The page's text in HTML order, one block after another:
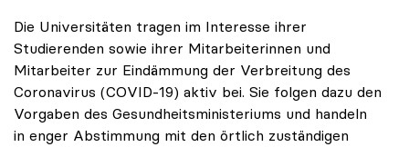
Die Universitäten tragen im Interesse ihrer
Studierenden sowie ihrer Mitarbeiterinnen und
Mitarbeiter zur Eindämmung der Verbreitung des
Coronavirus (COVID-19) aktiv bei. Sie folgen dazu den
Vorgaben des Gesundheitsministeriums und handeln
in enger Abstimmung mit den örtlich zuständigen